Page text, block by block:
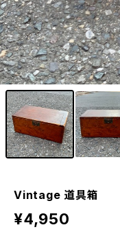
Vintage 道具箱
¥4,950